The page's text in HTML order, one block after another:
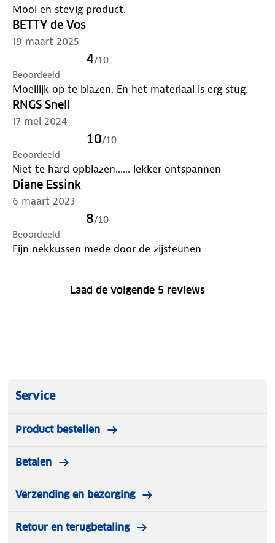
Mooi en stevig product.
BETTY de Vos
19 maart 2025
4/10
Beoordeeld
Moeilijk op te blazen. En het materiaal is erg stug.
RNGS Snell
17 mei 2024
10/10
Beoordeeld
Niet te hard opblazen...... lekker ontspannen
Diane Essink
6 maart 2023
8/10
Beoordeeld
Fijn nekkussen mede door de zijsteunen
Laad de volgende 5 reviews
Service
Product bestellen
Betalen
Verzending en bezorging
Retour en terugbetaling